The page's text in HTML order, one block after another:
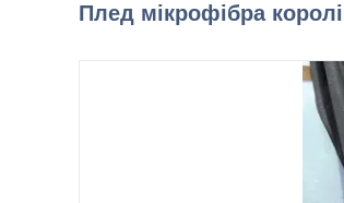
Плед мікрофібра